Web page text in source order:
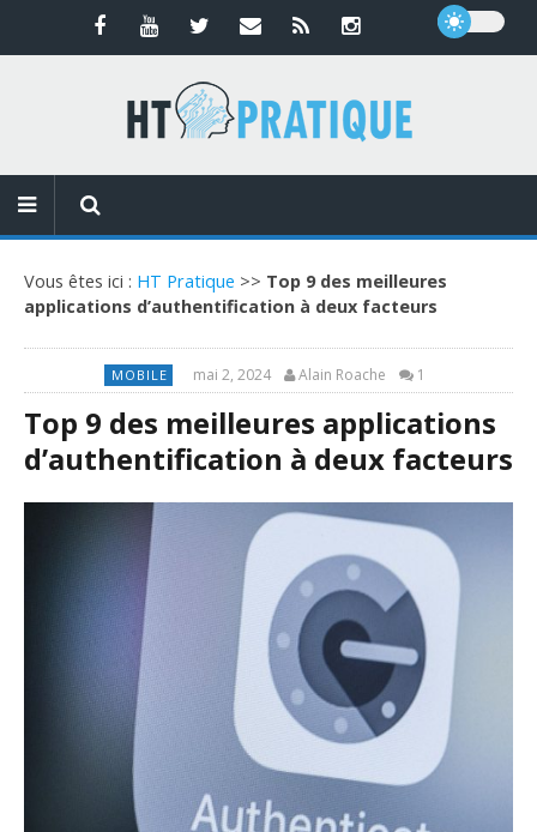
Vous êtes ici : HT Pratique >> Top 9 des meilleures
applications d’authentification à deux facteurs
MOBILE mai 2, 2024 Alain Roache 1
Top 9 des meilleures applications
d’authentification à deux facteurs